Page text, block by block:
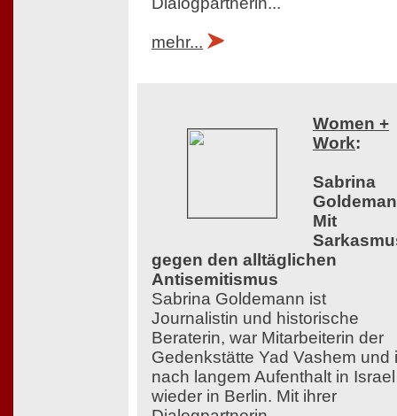
mehr...
Women +
Work:
Sabrina
Mit
gegen den alltäglichen
Antisemitismus
Sabrina Goldemann ist
Journalistin und historische
Beraterin, war Mitarbeiterin der
Gedenkstätte Yad Vashem und
nach langem Aufenthalt in Israel
wieder in Berlin. Mit ihrer